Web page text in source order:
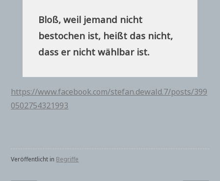
Bloß, weil jemand nicht
bestochen ist, heißt das nicht,
dass er nicht wählbar ist.
https://www.facebook.com/stefan.dewald.7/posts/399
0502754321993
Veröffentlicht in Begriffe